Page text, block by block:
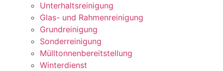
Unterhaltsreinigung
Glas- und Rahmenreinigung
Grundreinigung
Sonderreinigung
Mülltonnenbereitstellung
Winterdienst